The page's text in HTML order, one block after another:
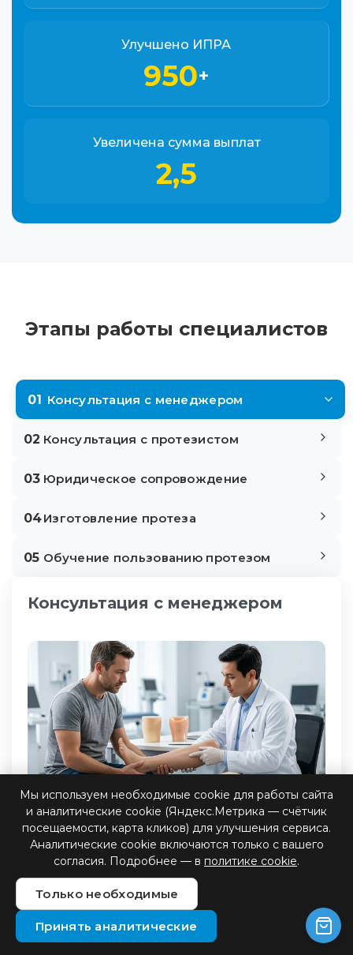
Улучшено ИПРА
950+
Увеличена сумма выплат
2,5
Этапы работы специалистов
01 Консультация с менеджером
02 Консультация с протезистом
03 Юридическое сопровождение
04Изготовление протеза
05 Обучение пользованию протезом
Консультация с менеджером
Обращаясь в наш центр, вы получаете полную
поддержку. Мы определяем стратегию
изготовления протеза конечности, проверяем
наличие документов, медицинские
заключения и состояние ИПРА, чтобы
оформить финансирование.
Мы используем необходимые cookie для работы сайта
и аналитические cookie (Яндекс.Метрика — счётчик
посещаемости, карта кликов) для улучшения сервиса.
Аналитические cookie включаются только с вашего
согласия. Подробнее — в политике cookie.
Только необходимые
Принять аналитические